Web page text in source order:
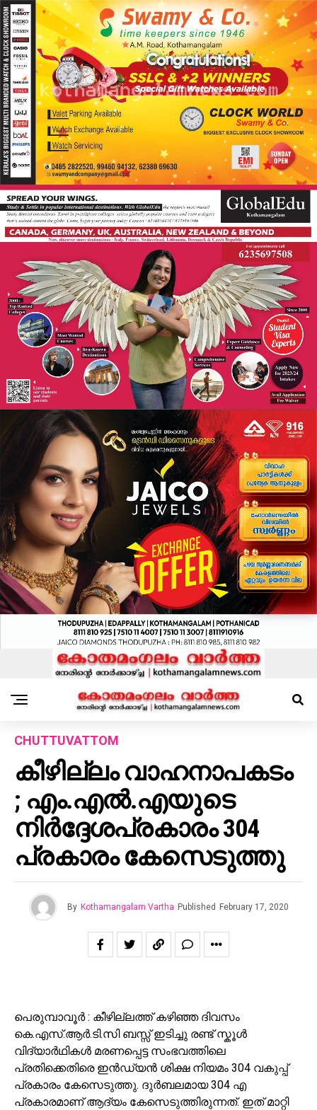
CHUTTUVATTOM
കീഴില്ലം വാഹനാപകടം
; എം.എൽ.എയുടെ
നിർദ്ദേശപ്രകാരം 304
പ്രകാരം കേസെടുത്തു
By Kothamangalam Vartha Published February 17, 2020
പെരുമ്പാവൂർ : കീഴില്ലത്ത് കഴിഞ്ഞ ദിവസം
കെ.എസ്.ആർ.ടി.സി ബസ്സ്‌ ഇടിച്ചു രണ്ട് സ്കൂൾ
വിദ്യാർഥികൾ മരണപ്പെട്ട സംഭവത്തിലെ
പ്രതിക്കെതിരെ ഇൻഡ്യൻ ശിക്ഷ നിയമം 304 വകുപ്പ്
പ്രകാരം കേസെടുത്തു. ദുർബലമായ 304 എ
പ്രകാരമാണ് ആദ്യം കേസെടുത്തിരുന്നത്. ഇത് മാറ്റി